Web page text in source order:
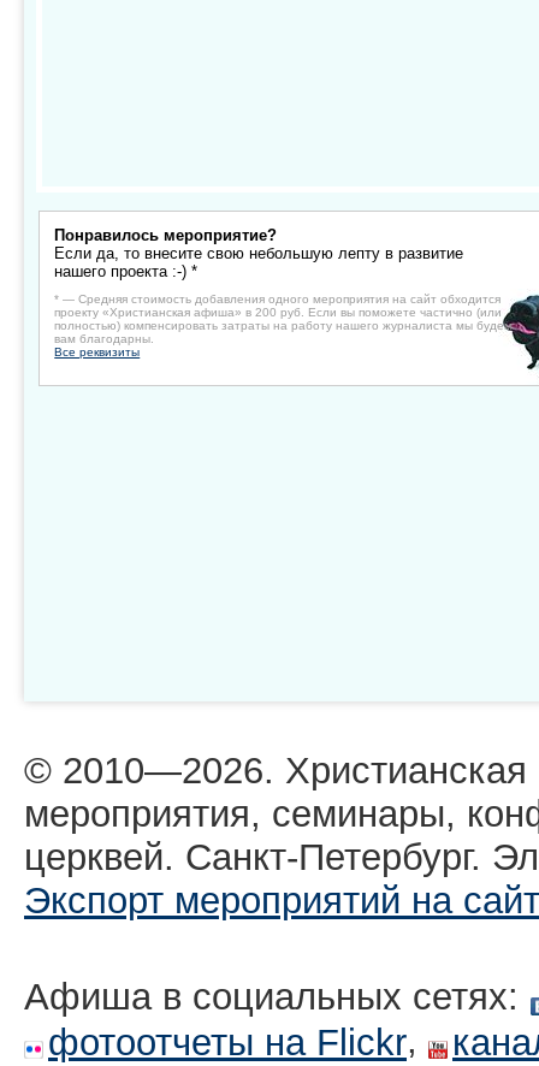
Понравилось мероприятие?
Если да, то внесите свою небольшую лепту в развитие
нашего проекта :-) *
* — Средняя стоимость добавления одного мероприятия на сайт обходится
проекту «Христианская афиша» в 200 руб. Если вы поможете частично (или
полностью) компенсировать затраты на работу нашего журналиста мы будем
вам благодарны.
Все реквизиты
© 2010—2026.
мероприятия, семинары,
церквей. Санкт-Петербург.
Экспорт мероприятий на сайт
Афиша в социальных сетях:
фотоотчеты на Flickr,